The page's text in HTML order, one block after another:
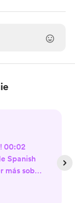
00:02
Spanish
más sobre